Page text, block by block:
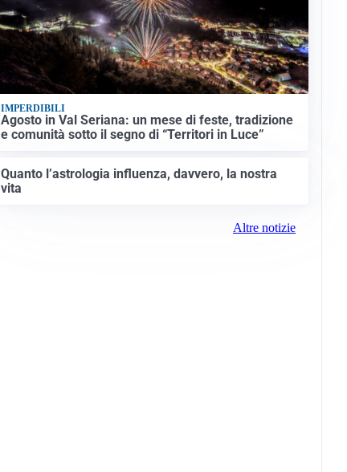
IMPERDIBILI
Agosto in Val Seriana: un mese di feste, tradizione
e comunità sotto il segno di “Territori in Luce”
Quanto l’astrologia influenza, davvero, la nostra
vita
Altre notizie